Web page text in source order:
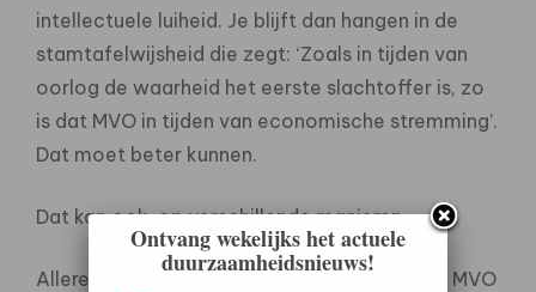
intellectuele luiheid. Je blijft dan hangen in de
stamtafelwijsheid die zegt: ‘Zoals in tijden van
oorlog de waarheid het eerste slachtoffer is, zo
is dat MVO in tijden van economische stremming’.
Dat moet beter kunnen.
Dat kan ook, op verschillende manieren.
Allereerst kunnen we constateren dat we bij MVO
Ontvang wekelijks het actuele
duurzaamheidsnieuws!